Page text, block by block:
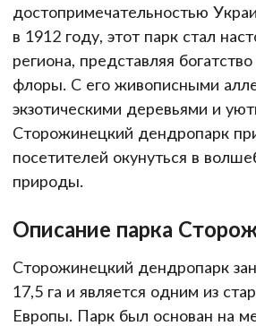
достопримечательностью
в 1912 году, этот парк стал
региона, представляя
флоры. С его живописными
экзотическими деревьями и
Сторожинецкий дендропарк
посетителей окунуться в
природы.
Описание парка
Сторожинецкий дендропарк
17,5 га и является одним из
Европы. Парк был основан на